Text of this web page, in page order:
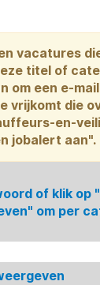
vacatures
titel of
om een e-
vrijkomt die
en-
jobalert aan".
of klik op
om per